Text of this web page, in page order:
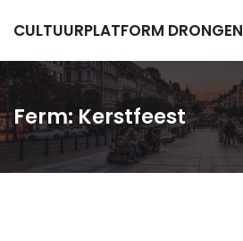
CULTUURPLATFORM DRONGEN
Ferm: Kerstfeest